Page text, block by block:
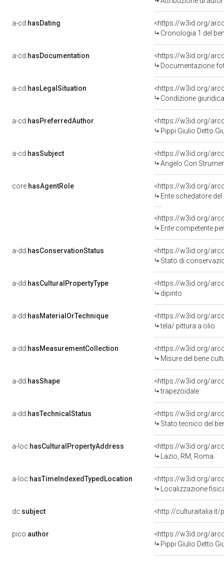
a-cd:hasDating
<https://w3id.org/
Cronologia 1 del
a-cd:hasDocumentation
Documentazione
a-cd:hasLegalSituation
Condizione
a-cd:hasPreferredAuthor
<https://w3id.org/
Pippi Giulio Detto
a-cd:hasSubject
<https://w3id.org/
Angelo Con
core:hasAgentRole
<https://w3id.org/
Ente schedatore
<https://w3id.org/
Ente competente per
a-dd:hasConservationStatus
<https://w3id.org/
Stato di
a-dd:hasCulturalPropertyType
<https://w3id.org/
dipinto
a-dd:hasMaterialOrTechnique
<https://w3id.org/
tela/ pittura a olio
a-dd:hasMeasurementCollection
<https://w3id.org/
Misure del bene
a-dd:hasShape
<https://w3id.org/
trapezoidale
a-dd:hasTechnicalStatus
<https://w3id.org/
Stato tecnico del
a-loc:hasCulturalPropertyAddress
<https://w3id.org/
Lazio, RM, Roma
a-loc:hasTimeIndexedTypedLocation
<https://w3id.org/
Localizzazione
dc:subject <http://culturaitalia.it/
pico:author
<https://w3id.org/
Pippi Giulio Detto